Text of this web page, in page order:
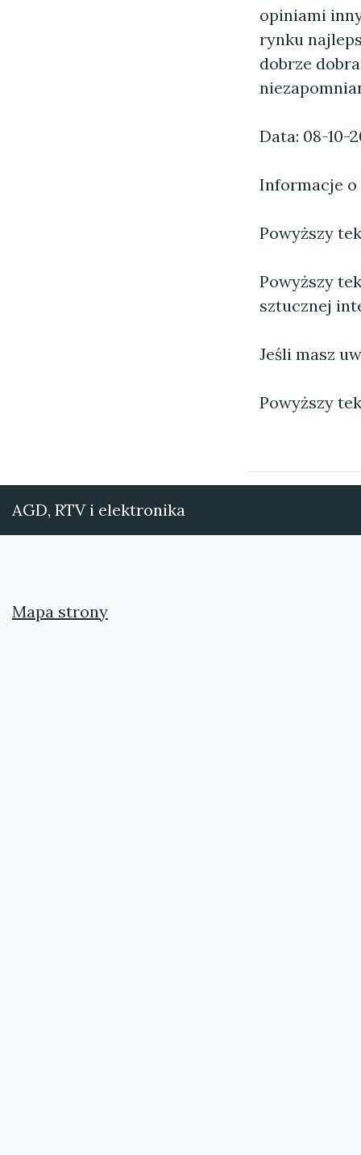
opiniami
rynku
dobrze
Data: 08-10-
Informacje o
Powyższy
Powyższy
sztucznej
Jeśli masz
Powyższy
AGD, RTV i elektronika
Mapa strony